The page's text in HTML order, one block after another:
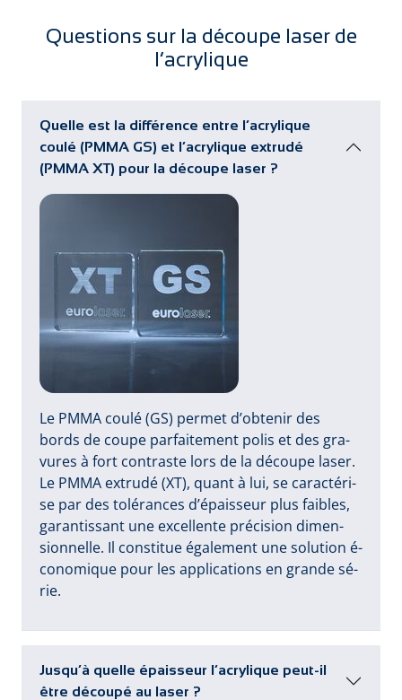
Questions sur la découpe laser de
l’acrylique
Quelle est la différence entre l’acrylique
coulé (PMMA GS) et l’acrylique extrudé
(PMMA XT) pour la découpe laser ?
Le PM­MA cou­lé (GS) per­met d’ob­te­nir des
bords de cou­pe par­fai­te­ment po­lis et des gra­
vu­res à fort con­tras­te lors de la dé­cou­pe la­ser.
Le PM­MA ex­tru­dé (XT), quant à lui, se ca­rac­té­ri­
se par des to­lé­ran­ces d’é­pais­seur plus fai­bles,
ga­ran­tis­sant u­ne ex­cel­len­te pré­ci­sion di­men­
sion­nel­le. Il cons­ti­tue é­ga­le­ment u­ne so­lu­tion é­
co­no­mi­que pour les ap­pli­ca­tions en gran­de sé­
rie.
Jusqu’à quelle épaisseur l’acrylique peut-il
être découpé au laser ?